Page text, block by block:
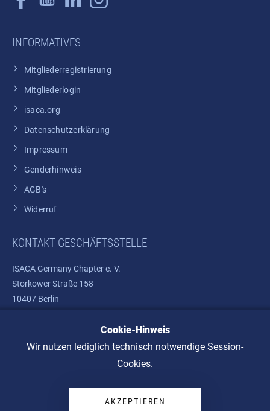
INFORMATIVES
Mitgliederregistrierung
Mitgliederlogin
isaca.org
Datenschutzerklärung
Impressum
Genderhinweis
AGB's
Widerruf
KONTAKT GESCHÄFTSSTELLE
ISACA Germany Chapter e. V.
Storkower Straße 158
10407 Berlin
Telefon: +49 30 37580810
E-Mail:info@isaca.de
Cookie-Hinweis
Wir nutzen lediglich technisch notwendige Session-
Cookies.
AKZEPTIEREN